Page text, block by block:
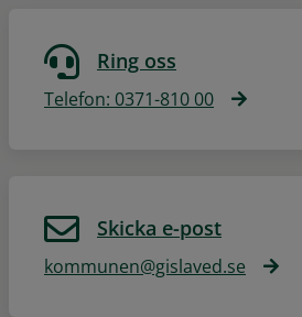
Ring oss
Telefon: 0371-810 00
Skicka e-post
kommunen@gislaved.se